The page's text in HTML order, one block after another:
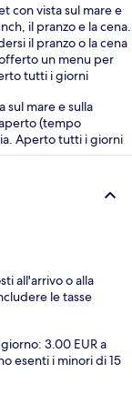
con vista sul mare e
il pranzo e la cena.
il pranzo o la cena
un menu per
tutti i giorni
sul mare e sulla
(tempo
Aperto tutti i giorni
all'arrivo o alla
le tasse
3.00 EUR a
esenti i minori di 15